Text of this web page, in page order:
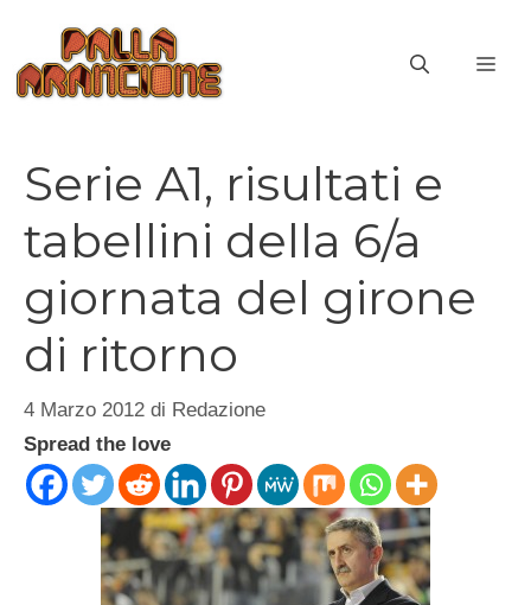
contenuto
Serie A1, risultati e
tabellini della 6/a
giornata del girone
di ritorno
4 Marzo 2012 di Redazione
Spread the love